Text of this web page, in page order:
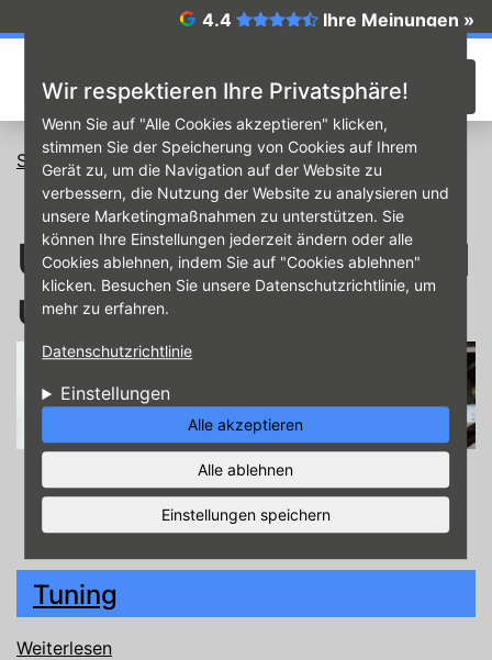
Wir respektieren Ihre Privatsphäre!
Wenn Sie auf "Alle Cookies akzeptieren" klicken,
stimmen Sie der Speicherung von Cookies auf Ihrem
Gerät zu, um die Navigation auf der Website zu
verbessern, die Nutzung der Website zu analysieren und
unsere Marketingmaßnahmen zu unterstützen. Sie
können Ihre Einstellungen jederzeit ändern oder alle
Cookies ablehnen, indem Sie auf "Cookies ablehnen"
klicken. Besuchen Sie unsere Datenschutzrichtlinie, um
mehr zu erfahren.
Datenschutzrichtlinie
Einstellungen
Alle akzeptieren
Alle ablehnen
Einstellungen speichern
4.4 Ihre Meinungen »
Startseite Unsere Services rund um Auto & Reifen
Unsere Services rund
um Auto & Reifen
Tuning
Weiterlesen